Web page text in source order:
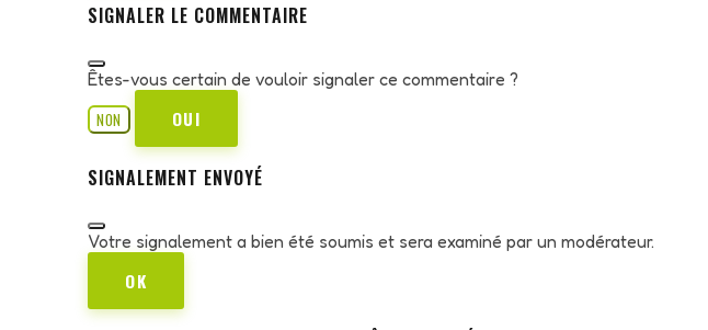
SIGNALER LE COMMENTAIRE
Êtes-vous certain de vouloir signaler ce commentaire ?
NON
OUI
SIGNALEMENT ENVOYÉ
Votre signalement a bien été soumis et sera examiné par un modérateur.
OK